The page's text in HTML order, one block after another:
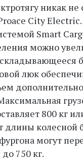
никак не
City
Smart
можно
складывающееся
люк
800 кг
длины колесной
могут
750 кг.